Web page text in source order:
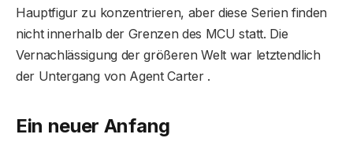
Hauptfigur zu konzentrieren, aber diese Serien finden
nicht innerhalb der Grenzen des MCU statt. Die
Vernachlässigung der größeren Welt war letztendlich
der Untergang von Agent Carter .
Ein neuer Anfang